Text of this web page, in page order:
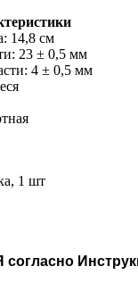
14,8 см
23 ± 0,5 мм
4 ± 0,5 мм
1 шт